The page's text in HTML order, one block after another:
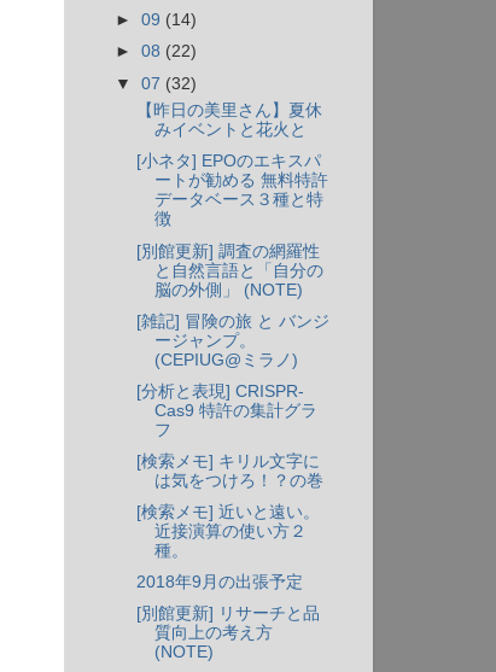
►09 (14)
►08 (22)
▼07 (32)
【昨日の美里さん】夏休
みイベントと花火と
[小ネタ] EPOのエキスパ
ートが勧める 無料特許
データベース３種と特
徴
[別館更新] 調査の網羅性
と自然言語と「自分の
脳の外側」 (NOTE)
[雑記] 冒険の旅 と バンジ
ージャンプ。
(CEPIUG@ミラノ)
[分析と表現] CRISPR-
Cas9 特許の集計グラ
フ
[検索メモ] キリル文字に
は気をつけろ！？の巻
[検索メモ] 近いと遠い。
近接演算の使い方２
種。
2018年9月の出張予定
[別館更新] リサーチと品
質向上の考え方
(NOTE)